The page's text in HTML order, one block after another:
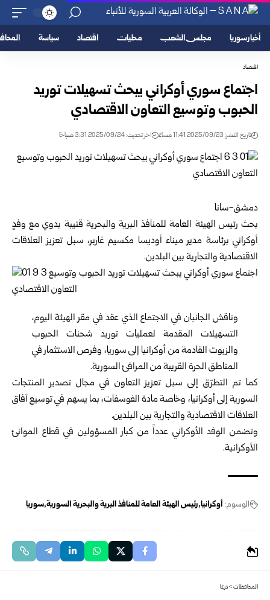
أخبار سوريا مجلس الشعب محليات اقتصاد سياسة
اقتصاد
اجتماع سوري أوكراني يبحث تسهيلات توريد
الحبوب وتوسيع التعاون الاقتصادي
تاريخ النشر: 2025/09/23 11:41 مساءً اخر تحديث: 2025/09/24 3:31 صباحًا
دمشق-سانا
بحث رئيس الهيئة العامة للمنافذ البرية والبحرية قتيبة بدوي مع وفدٍ
أوكراني برئاسة مدير ميناء أوديسا مكسيم غاربر، سبل تعزيز العلاقات
الاقتصادية والتجارية بين البلدين.
وناقش الجانبان في الاجتماع الذي عقد في مقر الهيئة اليوم،
التسهيلات المقدمة لعمليات توريد شحنات الحبوب
والزيوت القادمة من أوكرانيا إلى سوريا، وفرص الاستثمار في
المناطق الحرة القريبة من المرافئ السورية.
كما تم التطرّق إلى سبل تعزيز التعاون في مجال تصدير المنتجات
السورية إلى أوكرانيا، وخاصة مادة الفوسفات، بما يسهم في توسيع آفاق
العلاقات الاقتصادية والتجارية بين البلدين.
وتضمن الوفد الأوكراني عدداً من كبار المسؤولين في قطاع الموانئ
الأوكرانية.
الوسوم: أوكرانيا رئيس الهيئة العامة للمنافذ البرية والبحرية السورية سوريا
المحافظات>درعا